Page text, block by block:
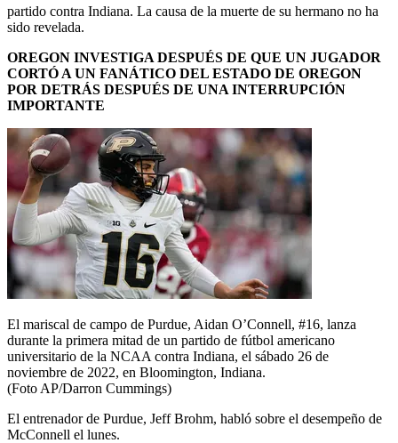
partido contra Indiana. La causa de la muerte de su hermano no ha
sido revelada.
OREGON INVESTIGA DESPUÉS DE QUE UN JUGADOR
CORTÓ A UN FANÁTICO DEL ESTADO DE OREGON
POR DETRÁS DESPUÉS DE UNA INTERRUPCIÓN
IMPORTANTE
El mariscal de campo de Purdue, Aidan O’Connell, #16, lanza
durante la primera mitad de un partido de fútbol americano
universitario de la NCAA contra Indiana, el sábado 26 de
noviembre de 2022, en Bloomington, Indiana.
(Foto AP/Darron Cummings)
El entrenador de Purdue, Jeff Brohm, habló sobre el desempeño de
McConnell el lunes.